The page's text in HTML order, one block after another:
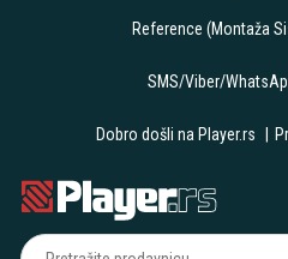
Reference (Montaža
SMS/Viber/
Dobro došli na Player.rs